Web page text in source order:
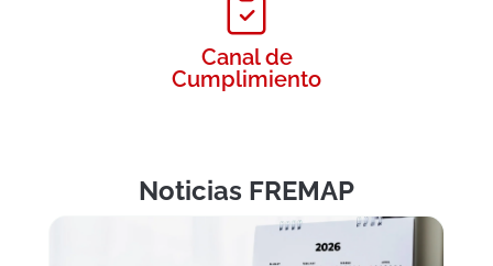
Canal de
Cumplimiento
Noticias FREMAP